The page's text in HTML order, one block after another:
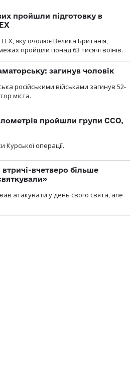
пройшли підготовку в
яку очолює Велика Британія,
пройшли понад 63 тисячі воїнів.
загинув чоловік
російськими військами загинув 52-
міста.
пройшли групи ССО,
Курської операції.
вчетверо більше
атакувати у день свого свята, але